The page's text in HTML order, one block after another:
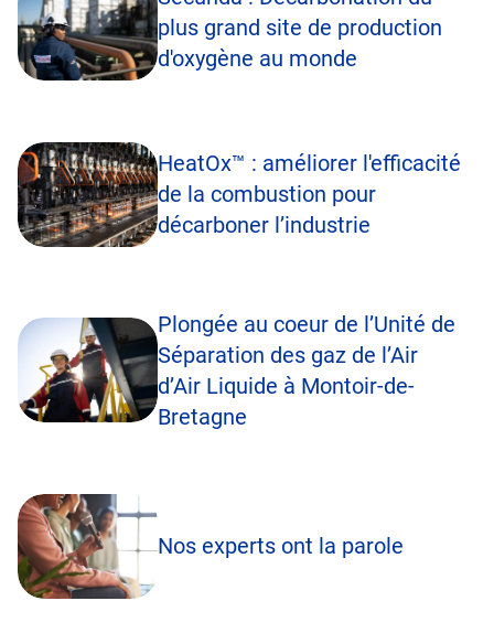
plus grand site de production
d'oxygène au monde
HeatOx™ : améliorer l'efficacité
de la combustion pour
décarboner l’industrie
Plongée au coeur de l’Unité de
Séparation des gaz de l’Air
d’Air Liquide à Montoir-de-
Bretagne
Nos experts ont la parole